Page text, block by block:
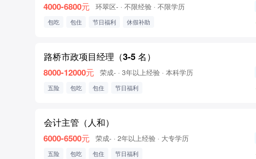
4000-6800元 环翠区- · 不限经验 · 不限学历
包吃 包住 节日福利 休假补助
路桥市政项目经理（3-5 名）
8000-12000元 荣成- · 3年以上经验 · 本科学历
五险 包吃 包住 节日福利
会计主管（人和）
6000-6500元 荣成- · 2年以上经验 · 大专学历
五险 包吃 包住 节日福利